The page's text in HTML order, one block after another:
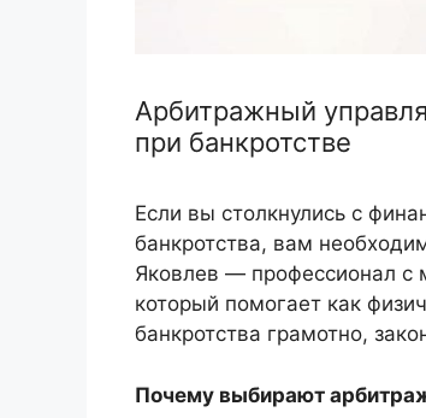
Арбитражный
при банкротстве
Если вы столкнулись с
банкротства, вам
Яковлев — профессионал с
который помогает как
банкротства грамотно,
Почему выбирают